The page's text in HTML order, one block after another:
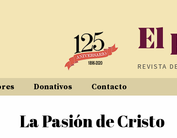
El
REVISTA
Donativos Contacto
La Pasión de Cristo